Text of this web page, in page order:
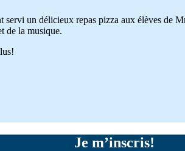
un délicieux repas pizza aux élèves de
de la musique.
Je m’inscris!